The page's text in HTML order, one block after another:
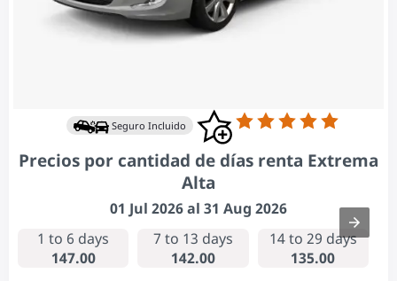
Seguro Incluido
Precios por cantidad de días renta Extrema
Alta
01 Jul 2026 al 31 Aug 2026
1 to 6 days
147.00
7 to 13 days
142.00
14 to 29 days
135.00